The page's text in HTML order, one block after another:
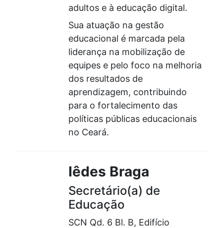
adultos e à educação digital.
Sua atuação na gestão
educacional é marcada pela
liderança na mobilização de
equipes e pelo foco na melhoria
dos resultados de
aprendizagem, contribuindo
para o fortalecimento das
políticas públicas educacionais
no Ceará.
Iêdes Braga
Secretário(a) de
Educação
SCN Qd. 6 Bl. B, Edifício